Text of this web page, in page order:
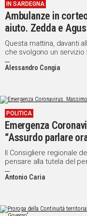
IN SARDEGNA
Ambulanze in
aiuto. Zedda e
tuteli”
Questa mattina, davanti
che svolgono un servizio
Massimo Zedda e
Alessandro Congia
POLITICA
Emergenza
“Assurdo parlare
Il Consigliere regionale
pensare alla tutela del
Antonio Caria